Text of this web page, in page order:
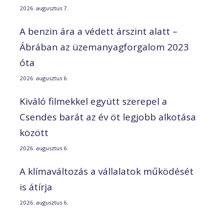
2026. augusztus 7.
A benzin ára a védett árszint alatt –
Ábrában az üzemanyagforgalom 2023
óta
2026. augusztus 6.
Kiváló filmekkel együtt szerepel a
Csendes barát az év öt legjobb alkotása
között
2026. augusztus 6.
A klímaváltozás a vállalatok működését
is átírja
2026. augusztus 6.